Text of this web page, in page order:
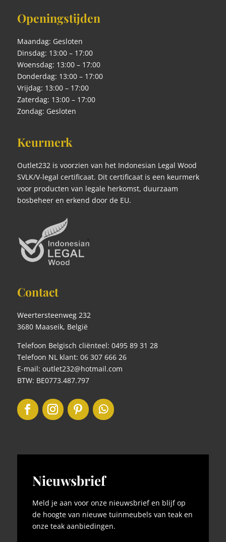
Openingstijden
Maandag: Gesloten
Dinsdag: 13:00 – 17:00
Woensdag: 13:00 – 17:00
Donderdag: 13:00 – 17:00
Vrijdag: 13:00 – 17:00
Zaterdag: 13:00 – 17:00
Zondag: Gesloten
Keurmerk
Outlet232 is voorzien van het Indonesian Legal Wood
SVLK/V-legal certificaat. Dit certificaat is een keurmerk
voor producten van legale herkomst, duurzaam
bosbeheer en erkend door de EU.
Contact
Weertersteenweg 232
3680 Maaseik, België
Telefoon Belgisch cliënteel: 0495 89 31 28
Telefoon NL klant: 06 307 666 26
E-mail: outlet232@hotmail.com
BTW: BE0773.487.797
Nieuwsbrief
Meld je aan voor onze nieuwsbrief en blijf op
de hoogte van nieuwe tuinmeubels van teak en
onze teak aanbiedingen.